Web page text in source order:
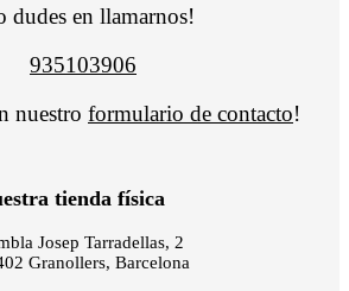
dudes en llamarnos!
935103906
nuestro formulario de contacto!
tienda física
Josep Tarradellas, 2
Granollers, Barcelona